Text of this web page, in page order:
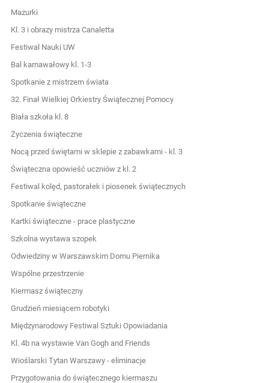
Mazurki
Kl. 3 i obrazy mistrza Canaletta
Festiwal Nauki UW
Bal karnawałowy kl. 1-3
Spotkanie z mistrzem świata
32. Finał Wielkiej Orkiestry Świątecznej Pomocy
Biała szkoła kl. 8
Życzenia świąteczne
Nocą przed świętami w sklepie z zabawkami - kl. 3
Świąteczna opowieść uczniów z kl. 2
Festiwal kolęd, pastorałek i piosenek świątecznych
Spotkanie świąteczne
Kartki świąteczne - prace plastyczne
Szkolna wystawa szopek
Odwiedziny w Warszawskim Domu Piernika
Wspólne przestrzenie
Kiermasz świąteczny
Grudzień miesiącem robotyki
Międzynarodowy Festiwal Sztuki Opowiadania
Kl. 4b na wystawie Van Gogh and Friends
Wioślarski Tytan Warszawy - eliminacje
Przygotowania do świątecznego kiermaszu